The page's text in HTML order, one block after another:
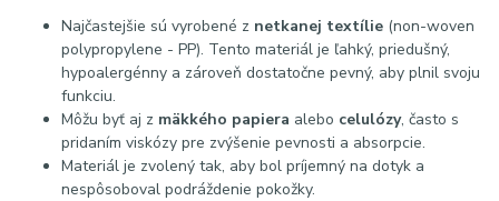
Najčastejšie sú vyrobené z netkanej textílie (non-woven
polypropylene - PP). Tento materiál je ľahký, priedušný,
hypoalergénny a zároveň dostatočne pevný, aby plnil svoju
funkciu.
Môžu byť aj z mäkkého papiera alebo celulózy, často s
pridaním viskózy pre zvýšenie pevnosti a absorpcie.
Materiál je zvolený tak, aby bol príjemný na dotyk a
nespôsoboval podráždenie pokožky.